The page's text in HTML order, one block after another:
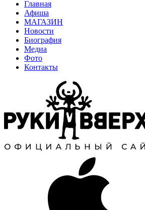
Главная
Афиша
МАГАЗИН
Новости
Биография
Медиа
Фото
Контакты